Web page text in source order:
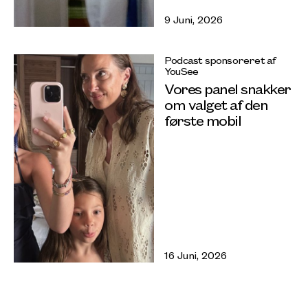
9 Juni, 2026
Podcast sponsoreret af
YouSee
Vores panel snakker
om valget af den
første mobil
16 Juni, 2026